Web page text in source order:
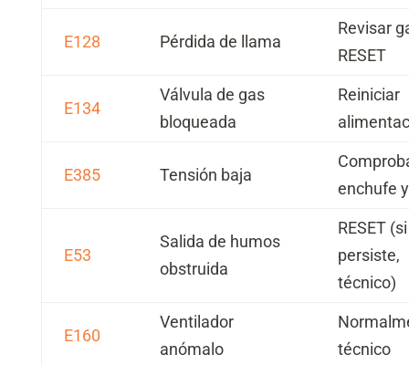
E128 Pérdida de llama
Revisar
RESET
E134
Válvula de gas
bloqueada
Reiniciar
E385 Tensión baja
enchufe
E53
Salida de humos
obstruida
RESET (si
persiste,
técnico)
E160
Ventilador
anómalo
técnico